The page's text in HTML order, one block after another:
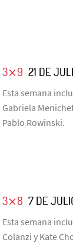
3⨯9 21 DE
Esta semana
Gabriela
Pablo Rowinski.
3⨯8 7 DE
Esta semana
Colanzi y Kate